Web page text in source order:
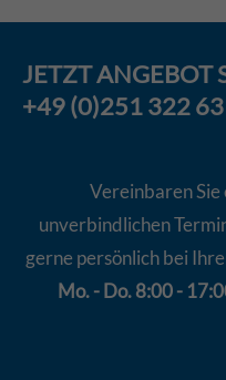
JETZTANGEBOT
+49 (0)251 322
Vereinbaren Sie
unverbindlichen
gerne persönlich bei
Mo. - Do. 8:00 -